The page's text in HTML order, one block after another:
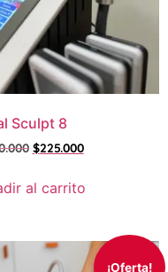
Sculpt 8
$225.000
al carrito
¡Oferta!